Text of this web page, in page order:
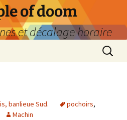
of doom
et décalage horaire
banlieue Sud. pochoirs,
Machin